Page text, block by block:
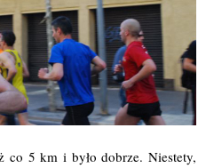
co 5 km i było dobrze. Niestety,